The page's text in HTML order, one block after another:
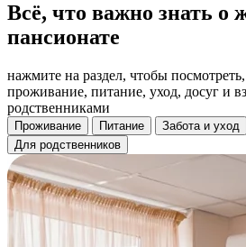
Всё, что важно знать о
пансионате
нажмите на раздел, чтобы
проживание, питание, уход, досуг и
родственниками
Проживание Питание Забота и уход
Для родственников